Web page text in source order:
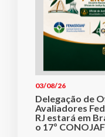
03/08/26
Delegação de
Avaliadores
RJ estará em
o 17º